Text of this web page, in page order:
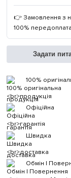
👉 Замовлення з
100%
Задати
100%
продукція
Офіційна
гарантія
Швидка
доставка
Обмін |